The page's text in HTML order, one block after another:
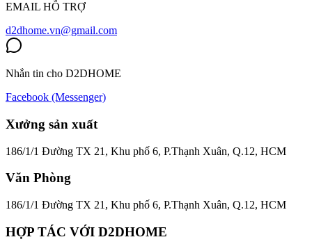
EMAIL HỖ TRỢ
d2dhome.vn@gmail.com
Nhắn tin cho D2DHOME
Facebook (Messenger)
Xưởng sản xuất
186/1/1 Đường TX 21, Khu phố 6, P.Thạnh Xuân, Q.12, HCM
Văn Phòng
186/1/1 Đường TX 21, Khu phố 6, P.Thạnh Xuân, Q.12, HCM
HỢP TÁC VỚI D2DHOME